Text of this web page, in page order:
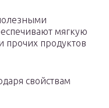
мягкую
прочих продуктов
свойствам